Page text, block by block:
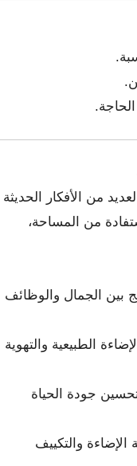
من الأفكار الحديثة
من المساحة،
بين الجمال والوظائف
الطبيعية والتهوية
جودة الحياة
والتكييف